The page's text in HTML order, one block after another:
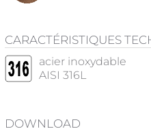
CARACTÉRISTIQUES
acier inoxydable
AISI 316L
DOWNLOAD